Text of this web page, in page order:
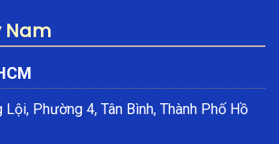
Nam
Lội, Phường 4, Tân Bình, Thành Phố Hồ